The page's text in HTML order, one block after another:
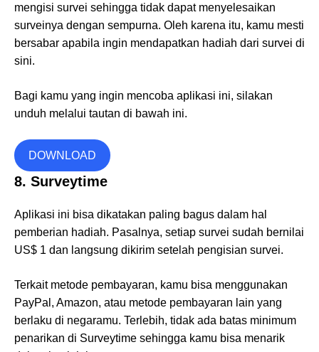
mengisi survei sehingga tidak dapat menyelesaikan
surveinya dengan sempurna. Oleh karena itu, kamu mesti
bersabar apabila ingin mendapatkan hadiah dari survei di
sini.
Bagi kamu yang ingin mencoba aplikasi ini, silakan
unduh melalui tautan di bawah ini.
DOWNLOAD
8. Surveytime
Aplikasi ini bisa dikatakan paling bagus dalam hal
pemberian hadiah. Pasalnya, setiap survei sudah bernilai
US$ 1 dan langsung dikirim setelah pengisian survei.
Terkait metode pembayaran, kamu bisa menggunakan
PayPal, Amazon, atau metode pembayaran lain yang
berlaku di negaramu. Terlebih, tidak ada batas minimum
penarikan di Surveytime sehingga kamu bisa menarik